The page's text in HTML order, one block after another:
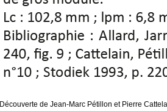
Découverte de Jean-Marc Pétillon et Pierre